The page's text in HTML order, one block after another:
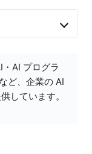
AI プログラ
ど、企業の AI
しています。